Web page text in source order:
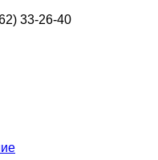
33-26-40